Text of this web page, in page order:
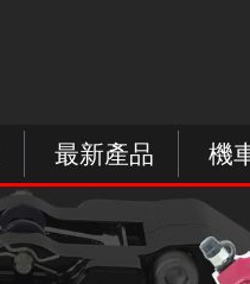
最新產品 機